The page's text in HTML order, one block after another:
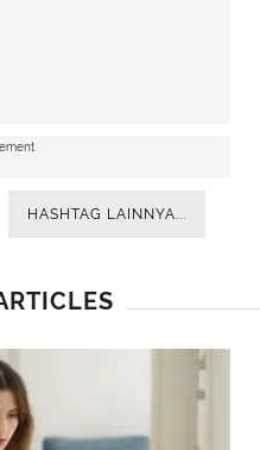
HASHTAG LAINNYA...